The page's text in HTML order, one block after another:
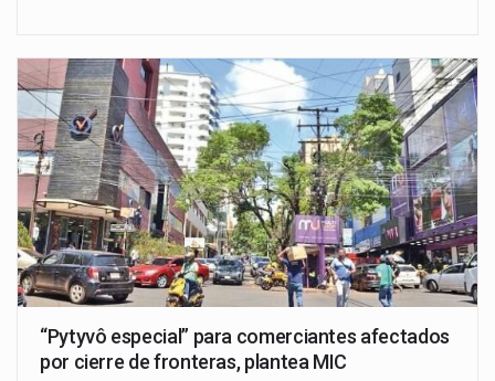
“Pytyvô especial” para comerciantes afectados
por cierre de fronteras, plantea MIC